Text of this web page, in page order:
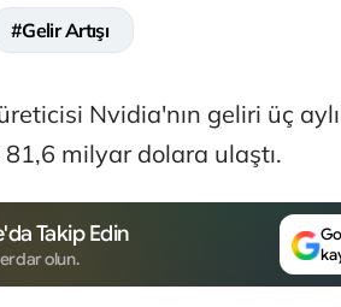
#Gelir Artışı
Nvidia'nın geliri üç
milyar dolara ulaştı.
Takip Edin
olun.